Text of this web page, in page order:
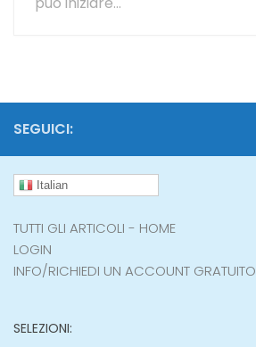
SEGUICI:
Italian
TUTTI GLI ARTICOLI - HOME
LOGIN
INFO/RICHIEDI UN ACCOUNT GRATUITO
SELEZIONI: